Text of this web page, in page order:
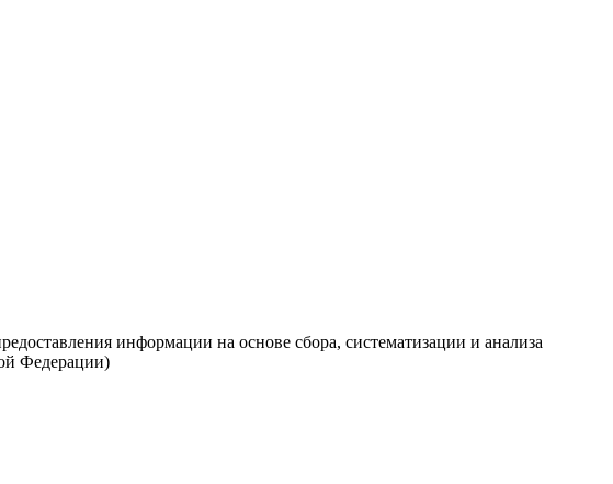
информации на основе сбора, систематизации и анализа
Федерации)